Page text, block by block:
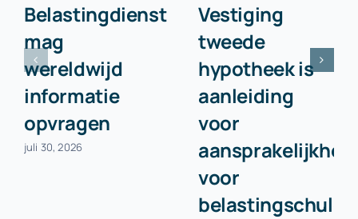
Belastingdienst
mag
wereldwijd
informatie
opvragen
juli 30, 2026
Vestiging
tweede
hypotheek is
aanleiding
voor
aansprakelijkheid
voor
belastingschuld